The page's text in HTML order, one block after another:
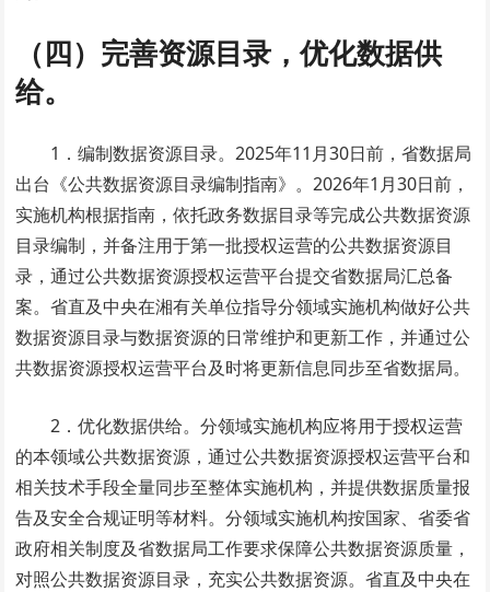
（四）完善资源目录，优化数据供
给。
1．编制数据资源目录。2025年11月30日前，省数据局
出台《公共数据资源目录编制指南》。2026年1月30日前，
实施机构根据指南，依托政务数据目录等完成公共数据资源
目录编制，并备注用于第一批授权运营的公共数据资源目
录，通过公共数据资源授权运营平台提交省数据局汇总备
案。省直及中央在湘有关单位指导分领域实施机构做好公共
数据资源目录与数据资源的日常维护和更新工作，并通过公
共数据资源授权运营平台及时将更新信息同步至省数据局。
2．优化数据供给。分领域实施机构应将用于授权运营
的本领域公共数据资源，通过公共数据资源授权运营平台和
相关技术手段全量同步至整体实施机构，并提供数据质量报
告及安全合规证明等材料。分领域实施机构按国家、省委省
政府相关制度及省数据局工作要求保障公共数据资源质量，
对照公共数据资源目录，充实公共数据资源。省直及中央在